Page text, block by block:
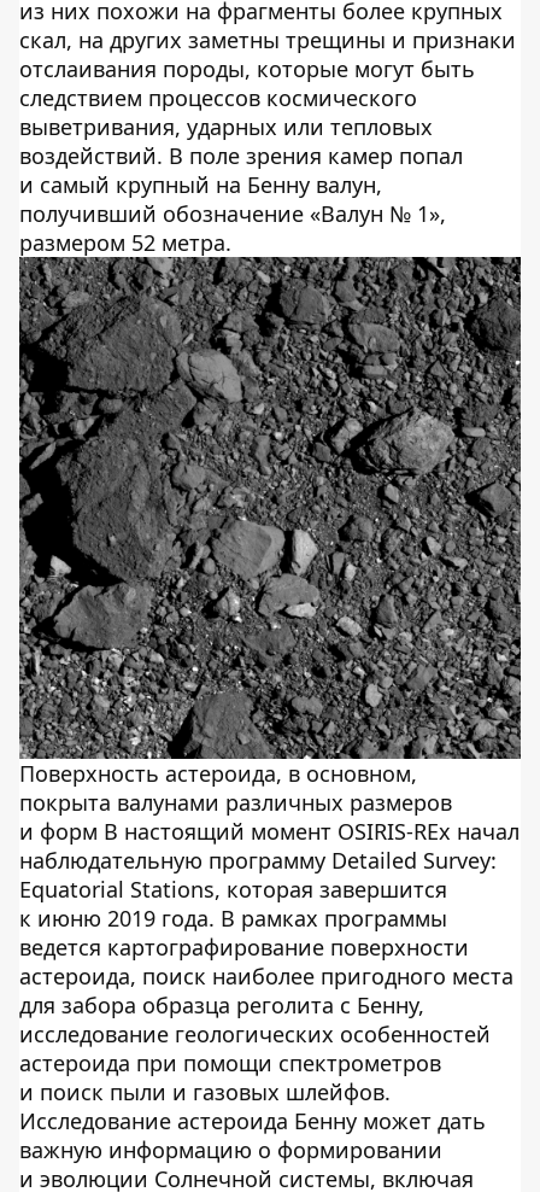
из них похожи на фрагменты более крупных
скал, на других заметны трещины и признаки
отслаивания породы, которые могут быть
следствием процессов космического
выветривания, ударных или тепловых
воздействий. В поле зрения камер попал
и самый крупный на Бенну валун,
получивший обозначение «Валун № 1»,
размером 52 метра.
Поверхность астероида, в основном,
покрыта валунами различных размеров
и форм В настоящий момент OSIRIS-REx начал
наблюдательную программу Detailed Survey:
Equatorial Stations, которая завершится
к июню 2019 года. В рамках программы
ведется картографирование поверхности
астероида, поиск наиболее пригодного места
для забора образца реголита с Бенну,
исследование геологических особенностей
астероида при помощи спектрометров
и поиск пыли и газовых шлейфов.
Исследование астероида Бенну может дать
важную информацию о формировании
и эволюции Солнечной системы, включая